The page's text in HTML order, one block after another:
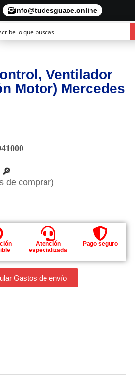
info@tudesguace.online
Ventilador
Motor) Mercedes
de comprar)
Atención
especializada
Pago seguro
Gastos de envío